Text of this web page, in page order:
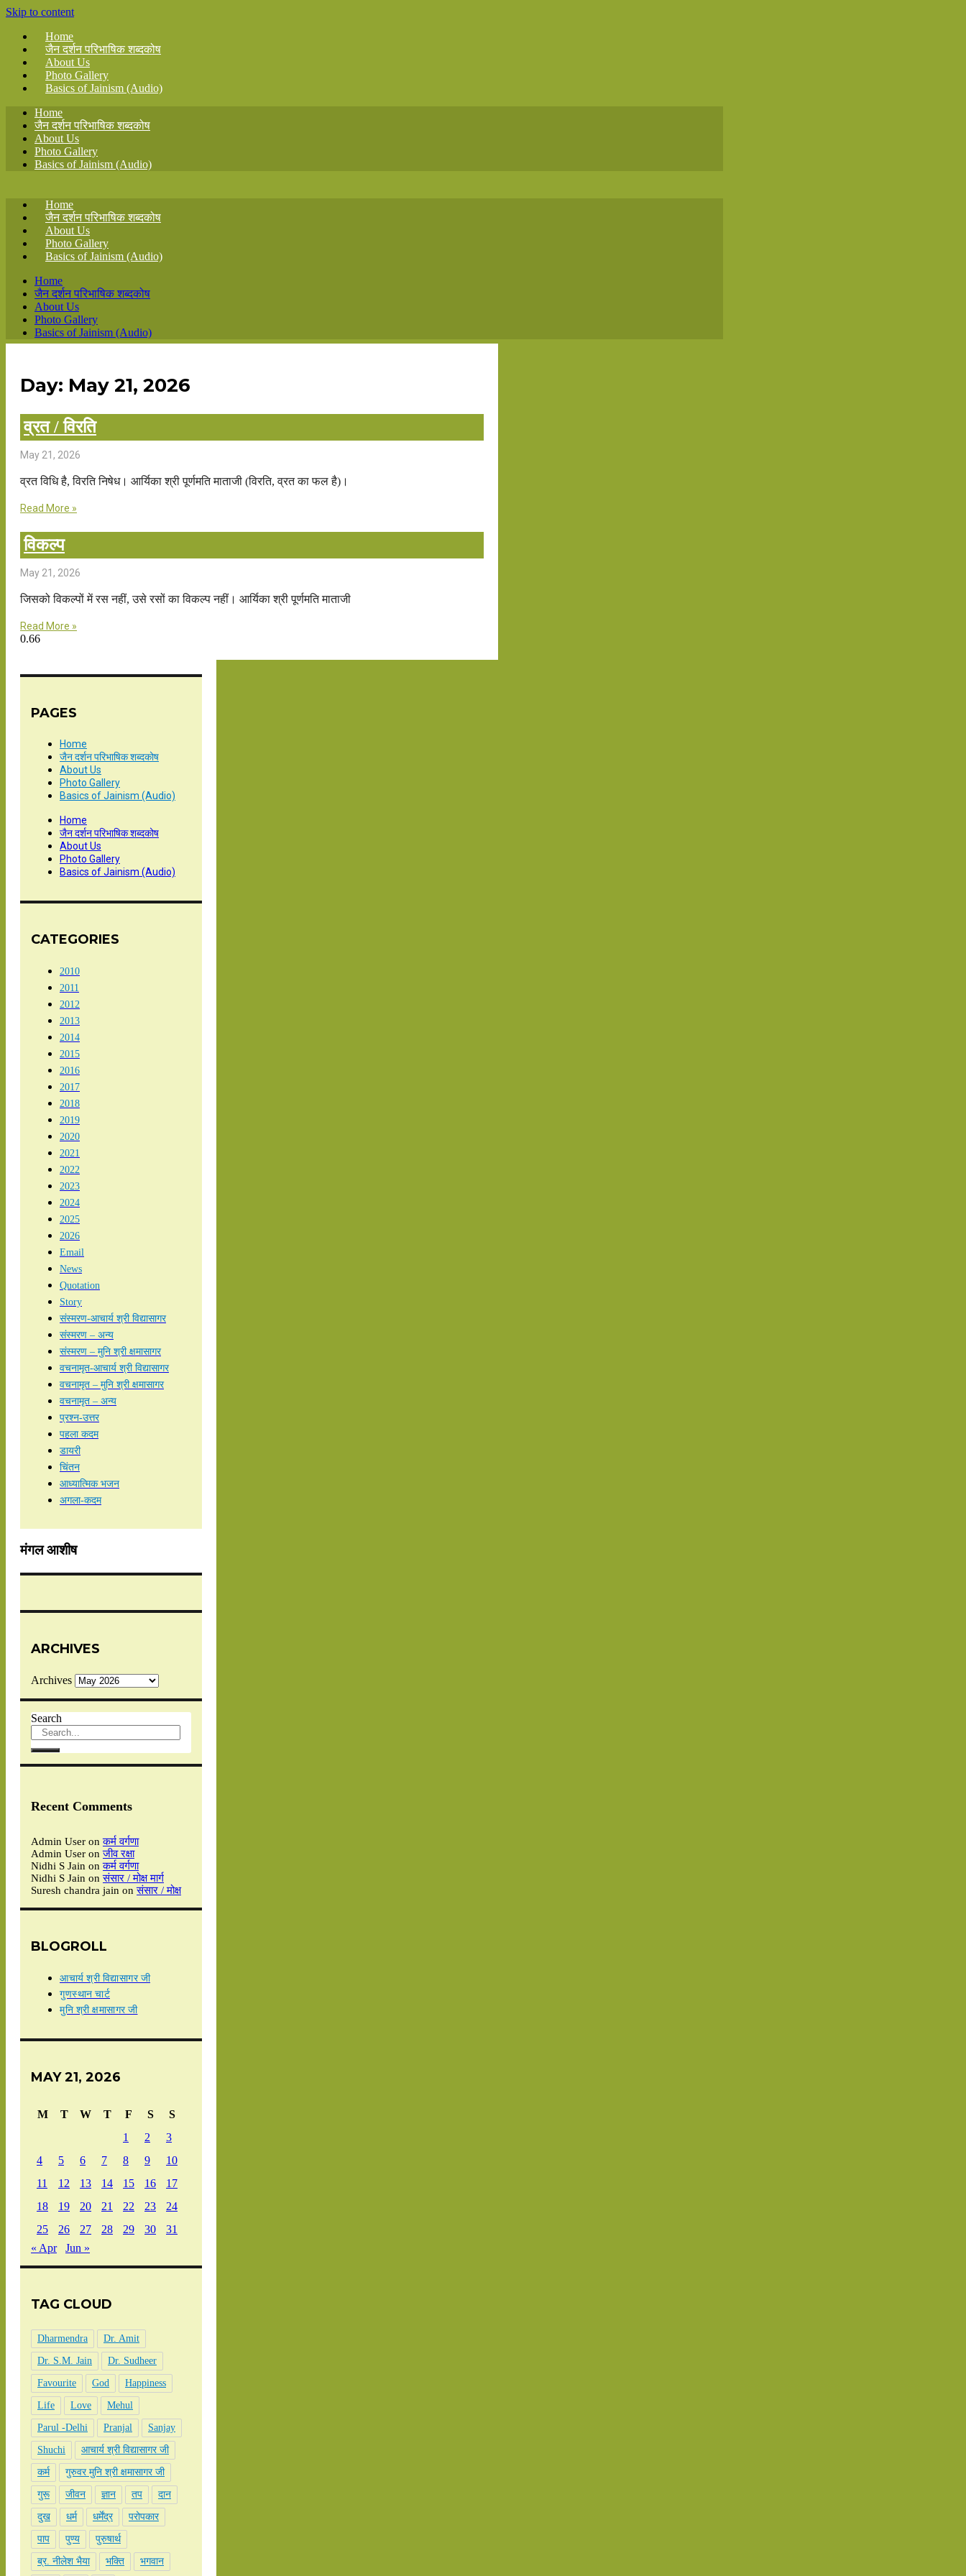
Skip to content
Home
जैन दर्शन परिभाषिक शब्दकोष
About Us
Photo Gallery
Basics of Jainism (Audio)
Home
जैन दर्शन परिभाषिक शब्दकोष
About Us
Photo Gallery
Basics of Jainism (Audio)
Home
जैन दर्शन परिभाषिक शब्दकोष
About Us
Photo Gallery
Basics of Jainism (Audio)
Home
जैन दर्शन परिभाषिक शब्दकोष
About Us
Photo Gallery
Basics of Jainism (Audio)
Day: May 21, 2026
व्रत / विरति
May 21, 2026
व्रत विधि है, विरति निषेध। आर्यिका श्री पूर्णमति माताजी (विरति, व्रत का फल है)।
Read More »
विकल्प
May 21, 2026
जिसको विकल्पों में रस नहीं, उसे रसों का विकल्प नहीं। आर्यिका श्री पूर्णमति माताजी
Read More »
PAGES
Home
जैन दर्शन परिभाषिक शब्दकोष
About Us
Photo Gallery
Basics of Jainism (Audio)
Home
जैन दर्शन परिभाषिक शब्दकोष
About Us
Photo Gallery
Basics of Jainism (Audio)
CATEGORIES
2010
2011
2012
2013
2014
2015
2016
2017
2018
2019
2020
2021
2022
2023
2024
2025
2026
Email
News
Quotation
Story
संस्मरण-आचार्य श्री विद्यासागर
संस्मरण – अन्य
संस्मरण – मुनि श्री क्षमासागर
वचनामृत-आचार्य श्री विद्यासागर
वचनामृत – मुनि श्री क्षमासागर
वचनामृत – अन्य
प्रश्न-उत्तर
पहला कदम
डायरी
चिंतन
आध्यात्मिक भजन
अगला-कदम
मंगल आशीष
ARCHIVES
Archives
Search
Recent Comments
Admin User onकर्म वर्गणा
Admin User onजीव रक्षा
Nidhi S Jain onकर्म वर्गणा
Nidhi S Jain onसंसार / मोक्ष मार्ग
Suresh chandra jain onसंसार / मोक्ष
BLOGROLL
आचार्य श्री विद्यासागर जी
गुणस्थान चार्ट
मुनि श्री क्षमासागर जी
MAY 21, 2026
M T W T F S
S
1
2
3
4
5 6 7 8 9
10
11
12 13 14 15 16
17
18
19 20 21 22 23
24
25
26 27 28 29 30
31
« Apr
Jun »
TAG CLOUD
Dharmendra Dr. Amit
Dr. S.M. Jain Dr. Sudheer
Favourite God Happiness
Life Love Mehul
Parul -Delhi Pranjal Sanjay
Shuchi आचार्य श्री विद्यासागर जी
कर्म गुरुवर मुनि श्री क्षमासागर जी
गुरू जीवन ज्ञान तप दान
दुख धर्म धर्मेंद्र परोपकार
पाप पुण्य पुरुषार्थ
ब्र. नीलेश भैया भक्ति भगवान